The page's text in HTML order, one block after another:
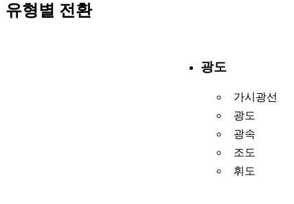
유형별 전환
광도
가시광선
광도
광속
조도
휘도